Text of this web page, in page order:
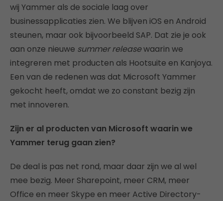
wij Yammer als de sociale laag over
businessapplicaties zien. We blijven iOS en Android
steunen, maar ook bijvoorbeeld SAP. Dat zie je ook
aan onze nieuwe summer releasewaarin we
integreren met producten als Hootsuite en Kanjoya.
Een van de redenen was dat Microsoft Yammer
gekocht heeft, omdat we zo constant bezig zijn
met innoveren.
Zijn er al producten van Microsoft waarin we
Yammer terug gaan zien?
De deal is pas net rond, maar daar zijn we al wel
mee bezig. Meer Sharepoint, meer CRM, meer
Office en meer Skype en meer Active Directory-